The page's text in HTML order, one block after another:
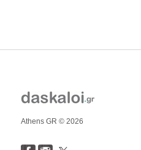
Athens GR © 2026